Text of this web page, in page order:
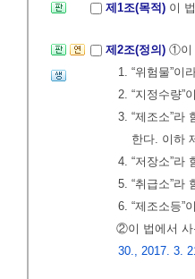
제1조(목적) 이
제2조(정의) ①이
1. “위험물”이
2. “지정수량”
3. “제조소”라
한다. 이하
4. “저장소”라
5. “취급소”라
6. “제조소등”
②이 법에서 사
30., 2017. 3.